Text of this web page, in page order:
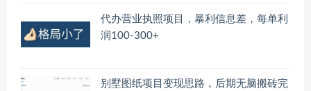
代办营业执照项目，暴利信息差，每单利
润100-300+
别墅图纸项目变现思路，后期无脑搬砖完